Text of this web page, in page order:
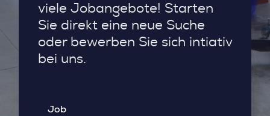
viele Jobangebote! Starten
Sie direkt eine neue Suche
oder bewerben Sie sich intiativ
bei uns.